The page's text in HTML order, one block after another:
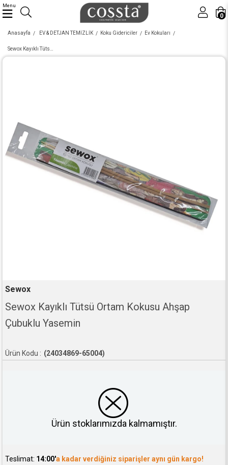
0
Menu
Anasayfa EV & DETJAN TEMİZLİK Koku Gidericiler Ev Kokuları
Sewox Kayıklı Tütsü Ortam Kokusu Ahşap Çubuklu Yasemin
Sewox
Sewox Kayıklı Tütsü Ortam Kokusu Ahşap
Çubuklu Yasemin
(24034869-65004)
Ürün stoklarımızda kalmamıştır.
Teslimat: 14:00'a kadar verdiğiniz siparişler aynı gün kargo!